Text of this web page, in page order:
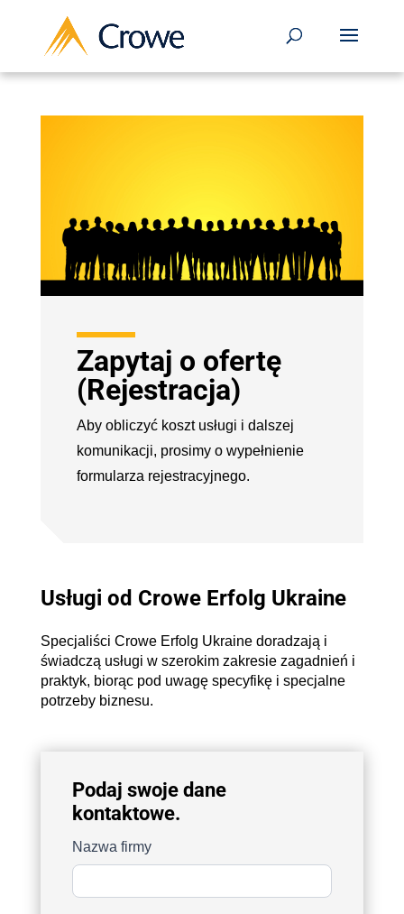
Zapytaj o ofertę
(Rejestracja)
Aby obliczyć koszt usługi i dalszej
komunikacji, prosimy o wypełnienie
formularza rejestracyjnego.
Usługi od Crowe Erfolg Ukraine
Specjaliści Crowe Erfolg Ukraine doradzają i
świadczą usługi w szerokim zakresie zagadnień i
praktyk, biorąc pod uwagę specyfikę i specjalne
potrzeby biznesu.
Podaj swoje dane
kontaktowe.
Zamów
usługę
(Rejestracja)
Nazwa firmy
If
you
are